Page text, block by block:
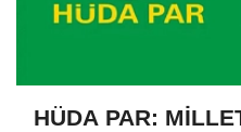
HÜDA PAR: